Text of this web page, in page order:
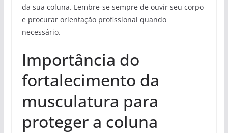
da sua coluna. Lembre-se sempre de ouvir seu corpo
e procurar orientação profissional quando
necessário.
Importância do
fortalecimento da
musculatura para
proteger a coluna